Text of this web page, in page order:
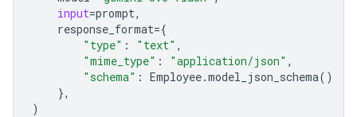
input=prompt,
response_format={
"type" : "text" ,
"mime_type" : "application/json" ,
"schema" : Employee.model_json_schema()
},
)